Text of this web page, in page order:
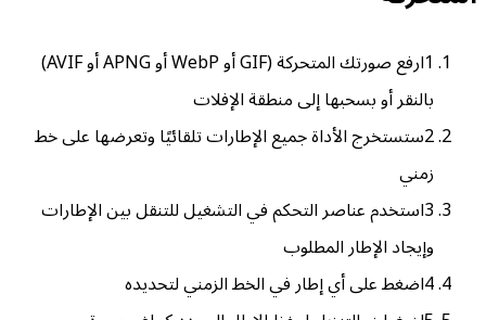
1
ارفع صورتك المتحركة (GIF أو WebP أو APNG أو AVIF)
بالنقر أو بسحبها إلى منطقة الإفلات
2ستستخرج الأداة جميع الإطارات تلقائيًا وتعرضها على خط
زمني
3استخدم عناصر التحكم في التشغيل للتنقل بين الإطارات
وإيجاد الإطار المطلوب
4اضغط على أي إطار في الخط الزمني لتحديده